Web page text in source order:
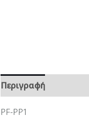
Περιγραφή
PF-PP1